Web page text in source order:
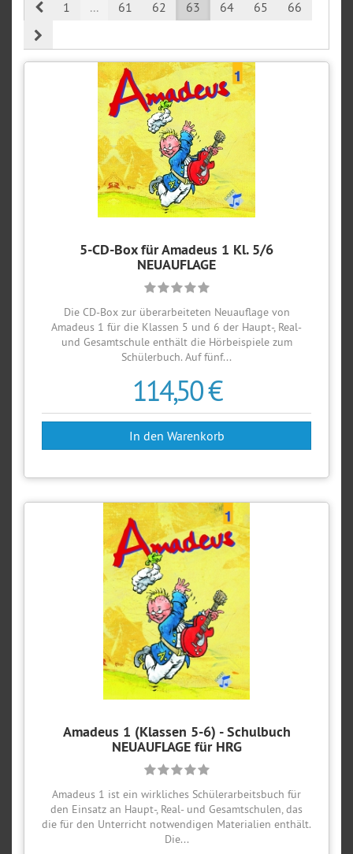
Prev1 ... 61 62 63 64 65
66
5-CD-Box für Amadeus 1 Kl. 5/6
NEUAUFLAGE
Die CD-Box zur überarbeiteten Neuauflage von
Amadeus 1 für die Klassen 5 und 6 der Haupt-, Real-
und Gesamtschule enthält die Hörbeispiele zum
Schülerbuch. Auf fünf...
114,50 €
Amadeus 1 (Klassen 5-6) - Schulbuch
NEUAUFLAGE für HRG
Amadeus 1 ist ein wirkliches Schülerarbeitsbuch für
den Einsatz an Haupt-, Real- und Gesamtschulen, das
die für den Unterricht notwendigen Materialien enthält.
Die...